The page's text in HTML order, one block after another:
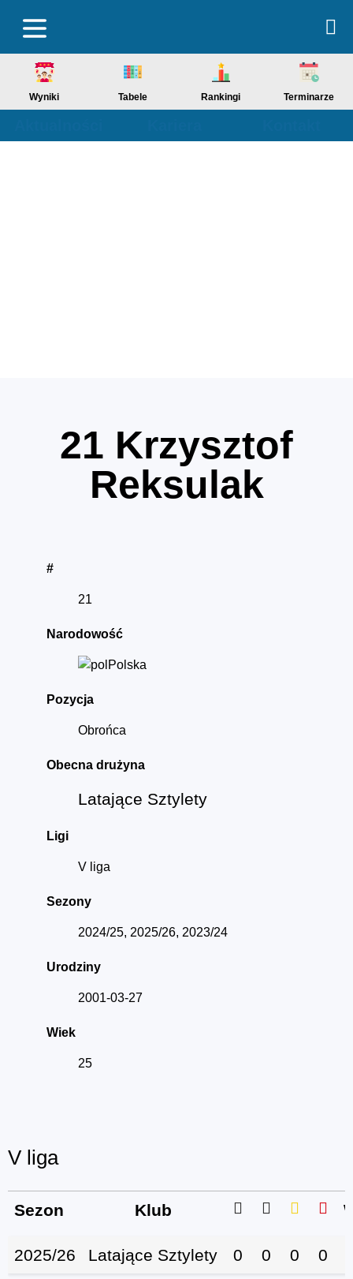
Wyniki Tabele Rankingi Terminarze
21 Krzysztof
Reksulak
#
21
Narodowość
Polska
Pozycja
Obrońca
Obecna drużyna
Latające Sztylety
Ligi
V liga
Sezony
2024/25, 2025/26, 2023/24
Urodziny
2001-03-27
Wiek
25
V liga
Sezon Klub
2025/26 Latające Sztylety 0 0 0 0